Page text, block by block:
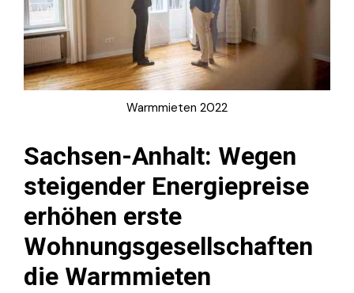
Warmmieten 2022
Sachsen-Anhalt: Wegen
steigender Energiepreise
erhöhen erste
Wohnungsgesellschaften
die Warmmieten